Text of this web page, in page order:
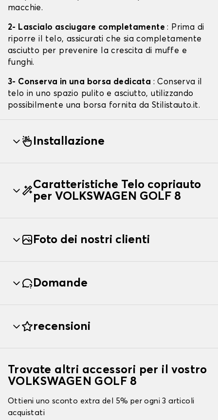
macchie.
2- Lascialo asciugare completamente: Prima di
riporre il telo, assicurati che sia completamente
asciutto per prevenire la crescita di muffe e
funghi.
3- Conserva in una borsa dedicata : Conserva il
telo in uno spazio pulito e asciutto, utilizzando
possibilmente una borsa fornita da Stilistauto.it.
Installazione
Caratteristiche Telo copriauto
per VOLKSWAGEN GOLF 8
Foto dei nostri clienti
Domande
recensioni
Trovate altri accessori per il vostro
VOLKSWAGEN GOLF 8
Ottieni uno sconto extra del 5% per ogni 3 articoli
acquistati